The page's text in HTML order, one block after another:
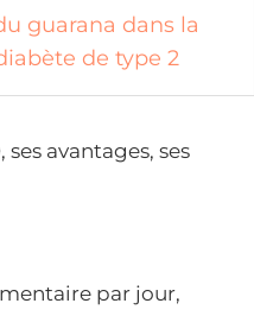
guarana dans la
de type 2
avantages, ses
par jour,